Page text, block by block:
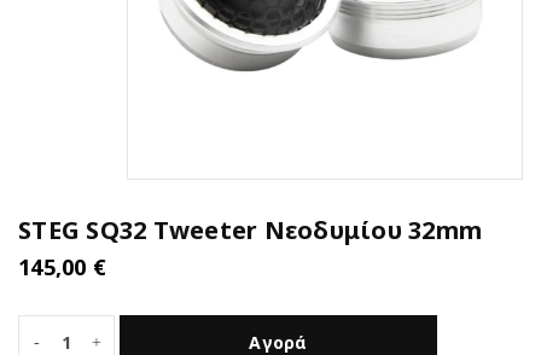
STEG SQ32 Tweeter Νεοδυμίου 32mm
145,00 €
Αγορά